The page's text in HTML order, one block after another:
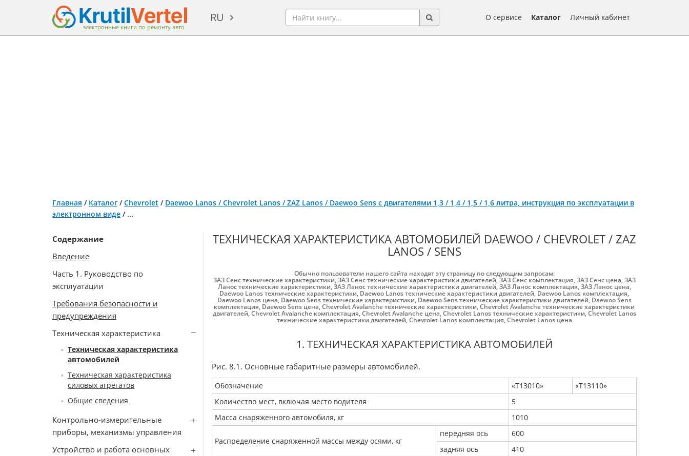
электронные книги по ремонту авто
RU О сервисе Каталог Личный кабинет
Главная / Каталог /Chevrolet / Daewoo Lanos / Chevrolet Lanos / ZAZ Lanos / Daewoo Sens c двигателями 1,3 / 1,4 / 1,5 / 1,6 литра, инструкция по эксплуатации в
электронном виде / ...
Содержание
Введение
Часть 1. Руководство по
эксплуатации
Требования безопасности и
предупреждения
Техническая характеристика
Техническая характеристика
автомобилей
Техническая характеристика
силовых агрегатов
Общие сведения
Контрольно-измерительные
приборы, механизмы управления
Устройство и работа основных
ТЕХНИЧЕСКАЯ ХАРАКТЕРИСТИКА АВТОМОБИЛЕЙ DAEWOO / CHEVROLET / ZAZ
LANOS / SENS
Обычно пользователи нашего сайта находят эту страницу по следующим запросам:
ЗАЗ Cенс технические характеристики,ЗАЗ Cенс технические характеристики двигателей,ЗАЗ Cенс комплектация,ЗАЗ Cенс цена,ЗАЗ
Ланос технические характеристики,ЗАЗ Ланос технические характеристики двигателей,ЗАЗ Ланос комплектация,ЗАЗ Ланос цена,
Daewoo Lanos технические характеристики, Daewoo Lanos технические характеристики двигателей, Daewoo Lanos комплектация,
Daewoo Lanos цена, Daewoo Sens технические характеристики, Daewoo Sens технические характеристики двигателей, Daewoo Sens
комплектация, Daewoo Sens цена,Chevrolet Avalanche технические характеристики,Chevrolet Avalanche технические характеристики
двигателей,Chevrolet Avalanche комплектация,Chevrolet Avalanche цена,Chevrolet Lanos технические характеристики,Chevrolet Lanos
технические характеристики двигателей,Chevrolet Lanos комплектация,Chevrolet Lanos цена
1. ТЕХНИЧЕСКАЯ ХАРАКТЕРИСТИКА АВТОМОБИЛЕЙ
Рис. 8.1. Основные габаритные размеры автомобилей.
Обозначение «Т13010»
«Т13110»
Количество мест, включая место водителя
5
Масса снаряженного автомобиля, кг
1010
Распределение снаряженной массы между осями, кг
передняя ось
600
задняя ось
410